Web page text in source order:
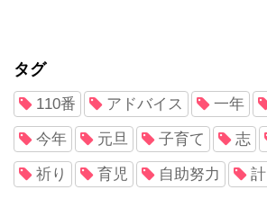
タグ
110番 アドバイス 一年
今年 元旦 子育て 志
祈り 育児 自助努力 計